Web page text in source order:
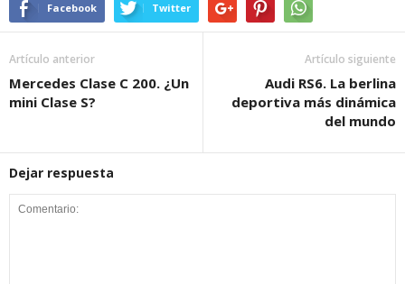
Facebook Twitter
Artículo anterior
Mercedes Clase C 200. ¿Un
mini Clase S?
Artículo siguiente
Audi RS6. La berlina
deportiva más dinámica
del mundo
Dejar respuesta